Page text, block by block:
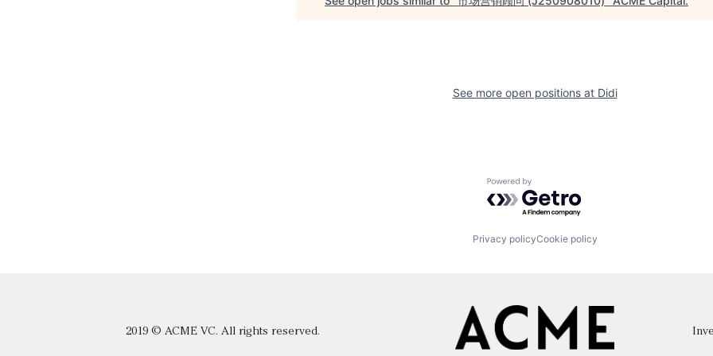
See more open positions at Didi
Powered by Getro.com
Privacy policyCookie policy
2019 © ACME VC. All rights reserved.